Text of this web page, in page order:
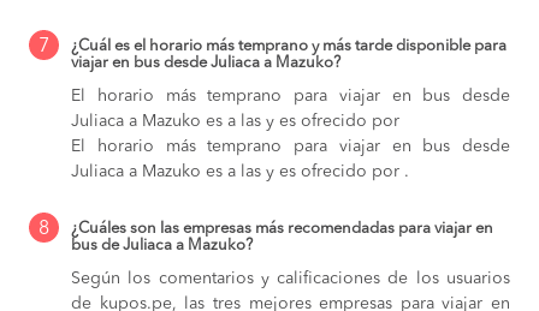
7
¿Cuál es el horario más temprano y más tarde disponible para
viajar en bus desde Juliaca a Mazuko?
El horario más temprano para viajar en bus desde
Juliaca a Mazuko es a las y es ofrecido por
El horario más temprano para viajar en bus desde
Juliaca a Mazuko es a las y es ofrecido por .
8
¿Cuáles son las empresas más recomendadas para viajar en
bus de Juliaca a Mazuko?
Según los comentarios y calificaciones de los usuarios
de kupos.pe, las tres mejores empresas para viajar en